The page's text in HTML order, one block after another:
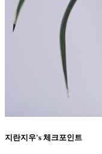
지란지우's 체크포인트